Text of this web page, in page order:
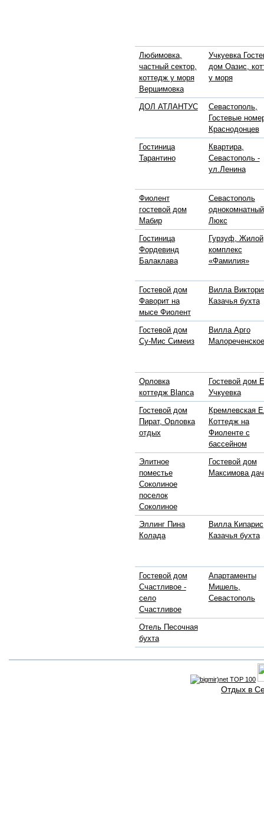
Любимовка,
частный сектор,
коттедж у моря
Вершимовка
Учкуевка
дом Оазис,
у моря
ДОЛ АТЛАНТУС
Севастополь,
Гостевые
Краснодонцев
Гостиница
Тарантино
Квартира,
Севастополь -
ул.Ленина
Фиолент
гостевой дом
Мабир
Севастополь
однокомнатный
Люкс
Гостиница
Фордевинд
Балаклава
Гурзуф, Жилой
комплекс
«Фамилия»
Гостевой дом
Фаворит на
мысе Фиолент
Вилла
Казачья бухта
Гостевой дом
Су-Мис Симеиз
Вилла Арго
Малореченское
Орловка
коттедж Blanca
Гостевой дом
Учкуевка
Гостевой дом
Пират, Орловка
отдых
Кремлевская
Коттедж на
Фиоленте с
бассейном
Элитное
поместье
Соколиное
поселок
Соколиное
Гостевой дом
Максимова
Эллинг Пина
Колада
Вилла
Казачья бухта
Гостевой дом
Счастливое -
село
Счастливое
Апартаменты
Мишель,
Севастополь
Отель Песочная
бухта
Отдых в